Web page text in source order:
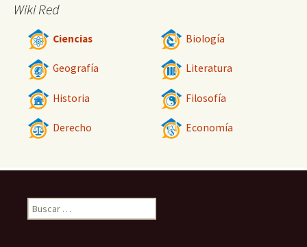
Wiki Red
Ciencias Biología
Geografía Literatura
Historia Filosofía
Derecho Economía
Buscar: